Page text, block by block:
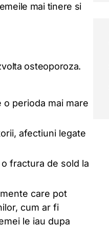
mai tinere si
osteoporoza.
perioda mai mare
afectiuni legate
fractura de sold la
care pot
cum ar fi
le iau dupa